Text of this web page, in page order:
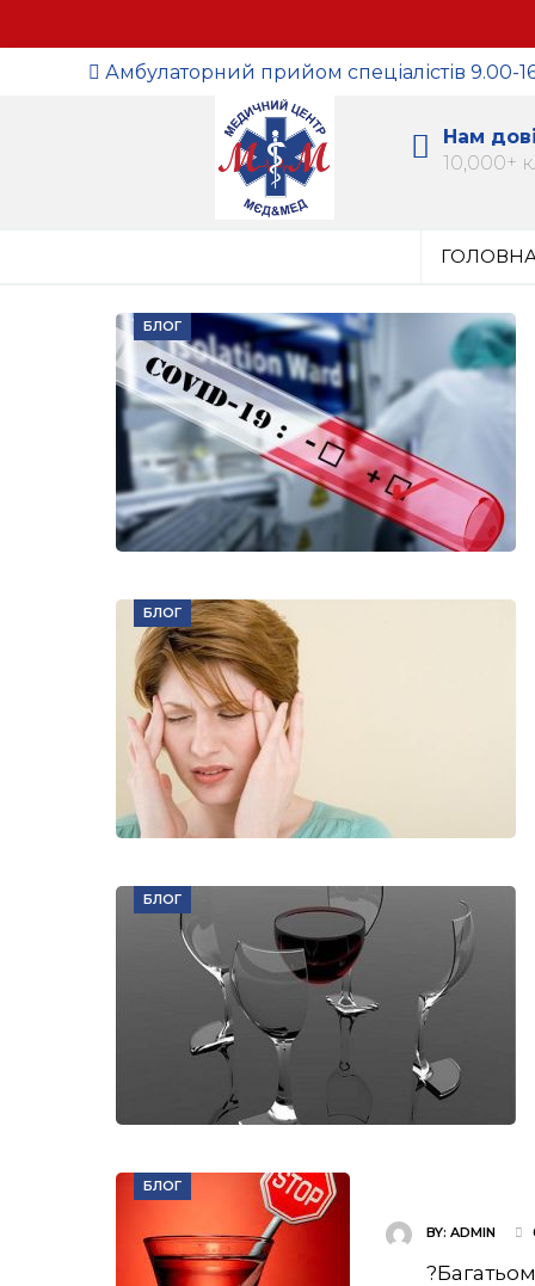
Амбулаторний прийом спеціалістів 9.00-
Нам
10,000+
БЛОГ
БЛОГ
БЛОГ
БЛОГ
BY: ADMIN